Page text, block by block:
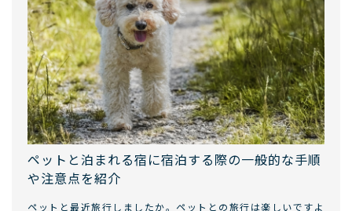
ペットと泊まれる宿に宿泊する際の一般的な手順
や注意点を紹介
ペットと最近旅行しましたか。ペットとの旅行は楽しいですよ